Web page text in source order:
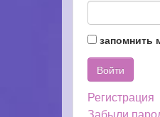
запомнить
Регистрация